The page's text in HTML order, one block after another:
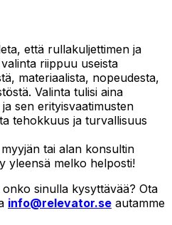
että rullakuljettimen ja
riippuu useista
materiaalista, nopeudesta,
Valinta tulisi aina
sen erityisvaatimusten
tehokkuus ja turvallisuus
tai alan konsultin
yleensä melko helposti!
sinulla kysyttävää? Ota
info@relevator.se autamme